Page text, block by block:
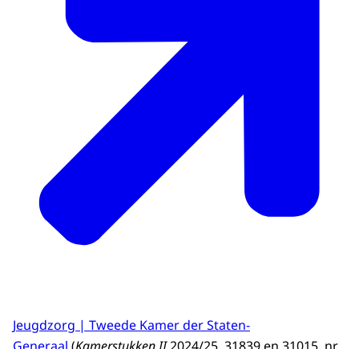
Jeugdzorg | Tweede Kamer der Staten-